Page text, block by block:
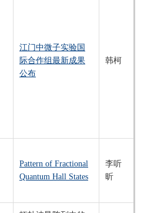
江门中微子实验国
际合作组最新成果
公布
韩柯
Pattern of Fractional
Quantum Hall States
李听
昕